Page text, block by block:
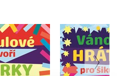
tvoří dárky
Vánoční